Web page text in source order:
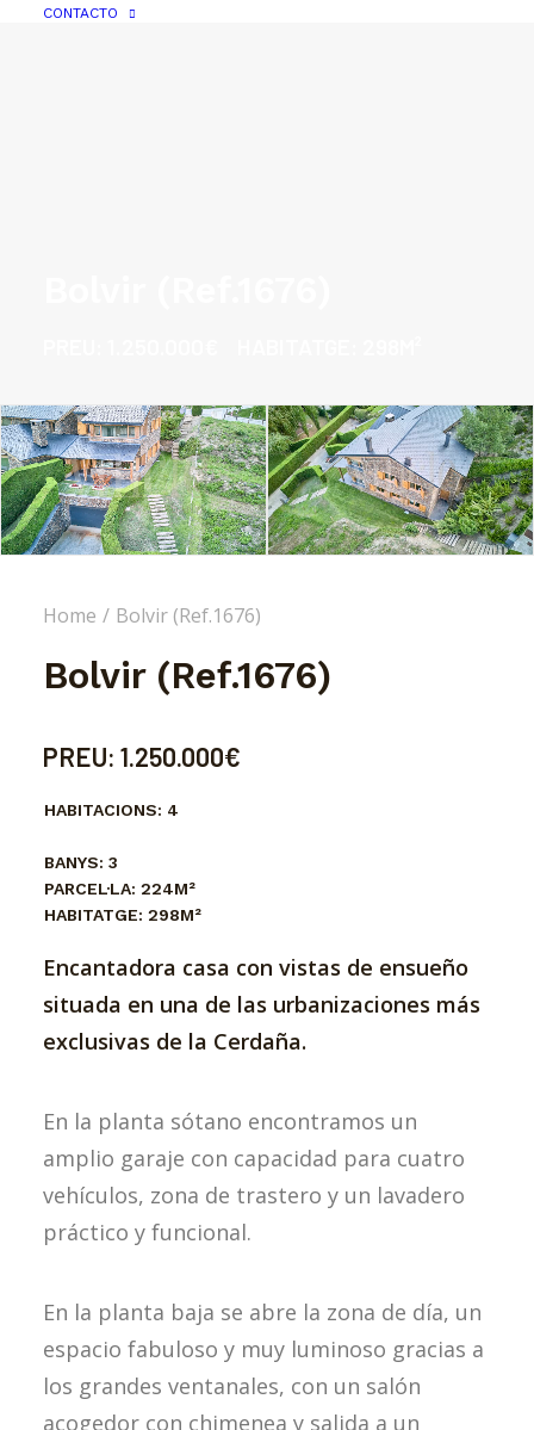
CONTACTO
Home Bolvir (Ref.1676)
Bolvir (Ref.1676)
PREU: 1.250.000€
HABITACIONS: 4
BANYS: 3
PARCEL·LA: 224M²
HABITATGE: 298M²
Encantadora casa con vistas de ensueño
situada en una de las urbanizaciones más
exclusivas de la Cerdaña.
En la planta sótano encontramos un
amplio garaje con capacidad para cuatro
vehículos, zona de trastero y un lavadero
práctico y funcional.
En la planta baja se abre la zona de día, un
espacio fabuloso y muy luminoso gracias a
los grandes ventanales, con un salón
acogedor con chimenea y salida a un